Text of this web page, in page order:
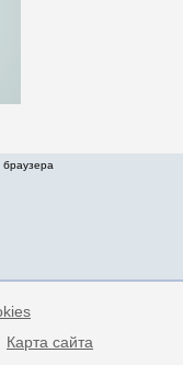
браузера
Карта сайта